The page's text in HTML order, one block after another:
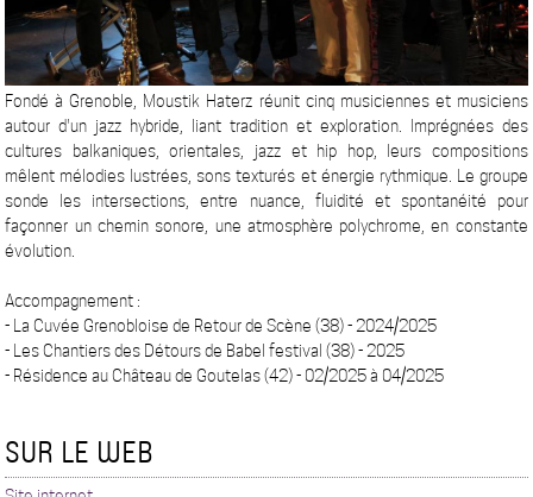
Fondé à Grenoble, Moustik Haterz réunit cinq musiciennes et musiciens
autour d'un jazz hybride, liant tradition et exploration. Imprégnées des
cultures balkaniques, orientales, jazz et hip hop, leurs compositions
mêlent mélodies lustrées, sons texturés et énergie rythmique. Le groupe
sonde les intersections, entre nuance, fluidité et spontanéité pour
façonner un chemin sonore, une atmosphère polychrome, en constante
évolution.
Accompagnement :
- La Cuvée Grenobloise de Retour de Scène (38) - 2024/2025
- Les Chantiers des Détours de Babel festival (38) - 2025
- Résidence au Château de Goutelas (42) - 02/2025 à 04/2025
SUR LE WEB